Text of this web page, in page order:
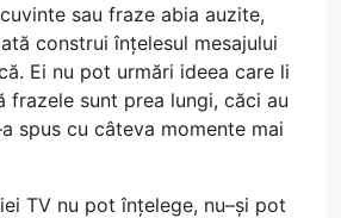
sau fraze abia auzite,
construi înțelesul mesajului
Ei nu pot urmări ideea care li
frazele sunt prea lungi, căci au
spus cu câteva momente mai
TV nu pot înțelege, nu–și pot